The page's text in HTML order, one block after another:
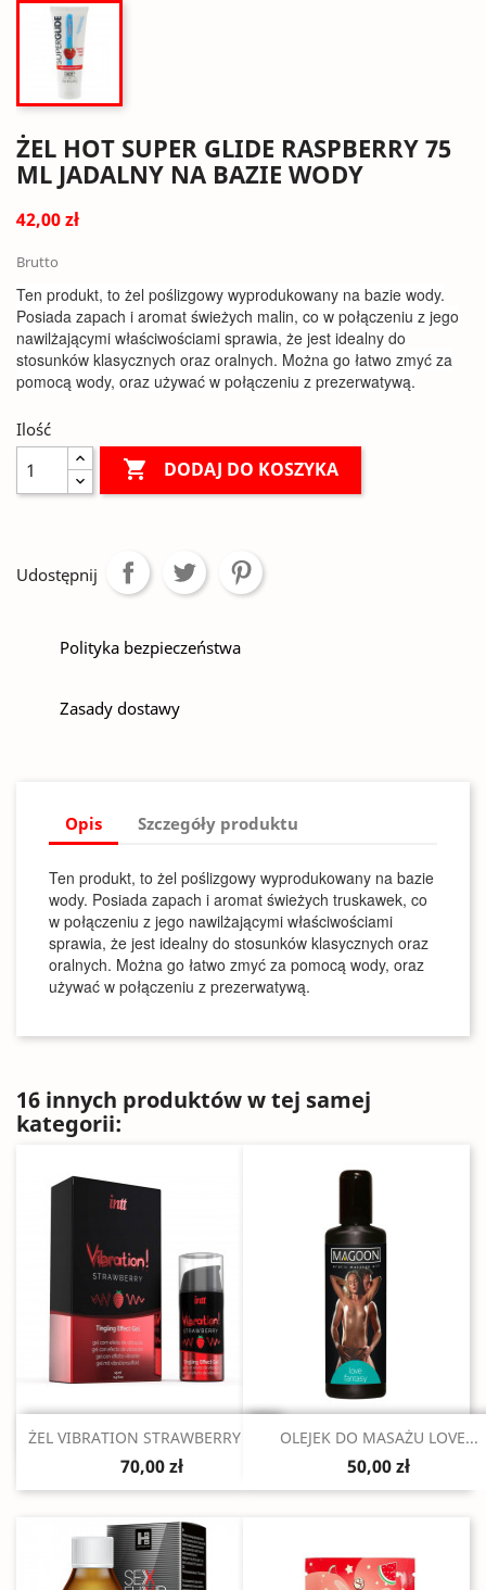
ŻEL HOT SUPER GLIDE RASPBERRY 75
ML JADALNY NA BAZIE WODY
42,00 zł
Brutto
Ten produkt, to żel poślizgowy wyprodukowany na bazie wody.
Posiada zapach i aromat świeżych malin, co w połączeniu z jego
nawilżającymi właściwościami sprawia, że jest idealny do
stosunków klasycznych oraz oralnych. Można go łatwo zmyć za
pomocą wody, oraz używać w połączeniu z prezerwatywą.
Ilość
 DODAJ DO KOSZYKA
Udostępnij
Polityka bezpieczeństwa
Zasady dostawy
Opis Szczegóły produktu
Ten produkt, to żel poślizgowy wyprodukowany na bazie
wody. Posiada zapach i aromat świeżych truskawek, co
w połączeniu z jego nawilżającymi właściwościami
sprawia, że jest idealny do stosunków klasycznych oraz
oralnych. Można go łatwo zmyć za pomocą wody, oraz
używać w połączeniu z prezerwatywą.
16 innych produktów w tej samej
kategorii:
Szybki podgląd
ŻEL VIBRATION STRAWBERRY 15...
70,00 zł
Szybki podgląd
OLEJEK DO MASAŻU LOVE...
50,00 zł